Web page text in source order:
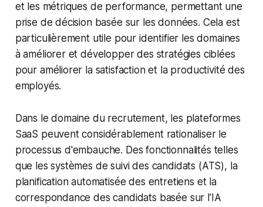
et les métriques de performance, permettant une
prise de décision basée sur les données. Cela est
particulièrement utile pour identifier les domaines
à améliorer et développer des stratégies ciblées
pour améliorer la satisfaction et la productivité des
employés.
Dans le domaine du recrutement, les plateformes
SaaS peuvent considérablement rationaliser le
processus d'embauche. Des fonctionnalités telles
que les systèmes de suivi des candidats (ATS), la
planification automatisée des entretiens et la
correspondance des candidats basée sur l'IA